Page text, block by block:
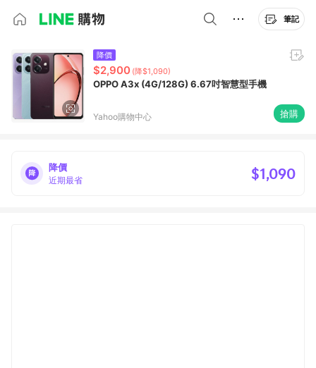
筆記
降價
$2,900 (降$1,090)
OPPO A3x (4G/128G) 6.67吋智慧型手機
Yahoo購物中心 搶購
降價
近期最省 $1,090